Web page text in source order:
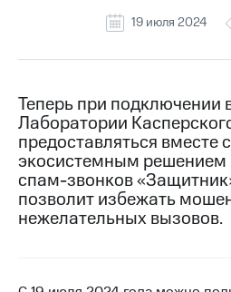
Деньги
номер
в МТС
Тарифы
Услуги
приложение
Мой
МТС
Акции
Скидка 30%
на связь
РИИЛ
19 июля 2024
Теперь при подключении
Лаборатории
предоставляться вместе
экосистемным решением
спам-звонков
позволит избежать
нежелательных вызовов.